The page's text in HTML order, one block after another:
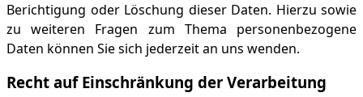
Berichtigung oder Löschung dieser Daten. Hierzu sowie
zu weiteren Fragen zum Thema personenbezogene
Daten können Sie sich jederzeit an uns wenden.
Recht auf Einschränkung der Verarbeitung